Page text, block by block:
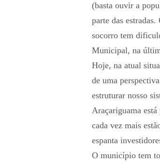
(basta ouvir a
parte das
socorro tem
Municipal, na
Hoje, na atual
de uma
estruturar nosso
Araçariguama
cada vez mais
espanta
O município tem